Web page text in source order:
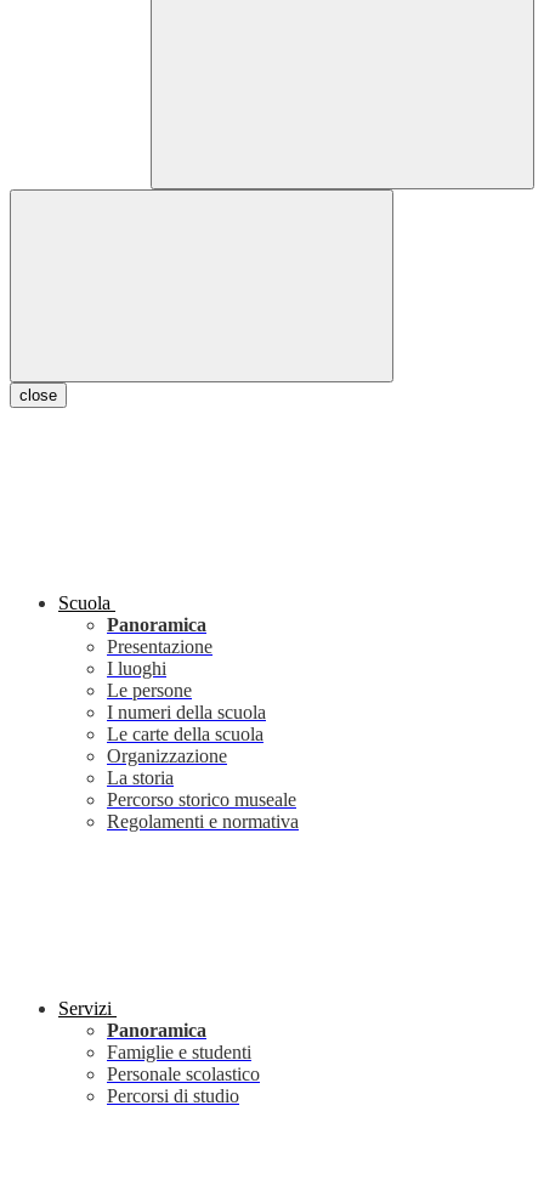
close
Scuola
Panoramica
Presentazione
I luoghi
Le persone
I numeri della scuola
Le carte della scuola
Organizzazione
La storia
Percorso storico museale
Regolamenti e normativa
Servizi
Panoramica
Famiglie e studenti
Personale scolastico
Percorsi di studio